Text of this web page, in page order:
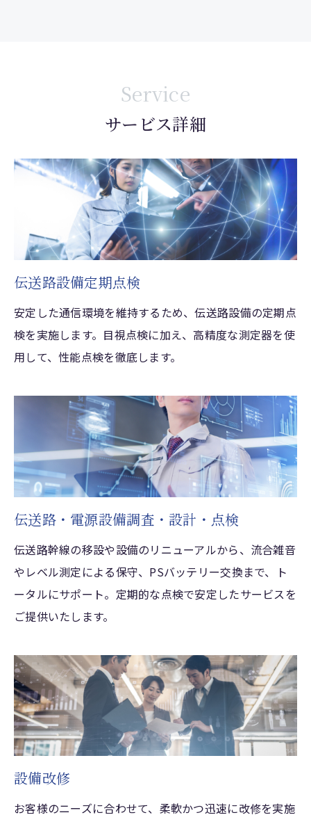
Service
サービス詳細
伝送路設備定期点検
安定した通信環境を維持するため、伝送路設備の定期点
検を実施します。目視点検に加え、高精度な測定器を使
用して、性能点検を徹底します。
伝送路・電源設備調査・設計・点検
伝送路幹線の移設や設備のリニューアルから、流合雑音
やレベル測定による保守、PSバッテリー交換まで、ト
ータルにサポート。定期的な点検で安定したサービスを
ご提供いたします。
設備改修
お客様のニーズに合わせて、柔軟かつ迅速に改修を実施